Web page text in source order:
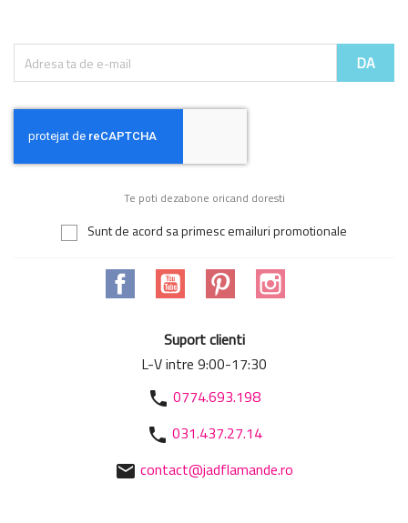
Te poti dezabone oricand doresti
Sunt de acord sa primesc emailuri promotionale
Facebook YouTube Pinterest
Suport clienti
L-V intre 9:00-17:30
phone 0774.693.198
phone 031.437.27.14
mail contact@jadflamande.ro